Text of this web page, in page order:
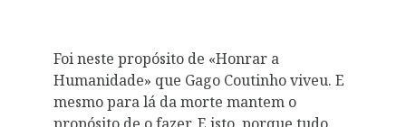
Foi neste propósito de «Honrar a
Humanidade» que Gago Coutinho viveu. E
mesmo para lá da morte mantem o
propósito de o fazer. E isto, porque tudo